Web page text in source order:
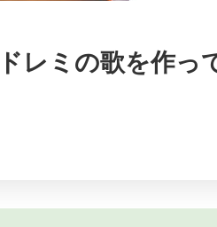
レミの歌を作っ